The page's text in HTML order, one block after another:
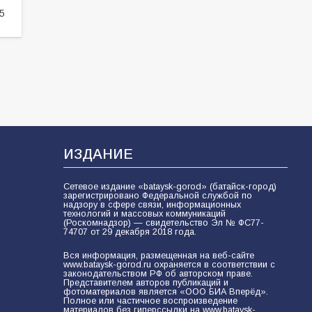
ИЗДАНИЕ
Сетевое издание «bataysk-gorod» (батайск-город)
зарегистрировано Федеральной службой по
надзору в сфере связи, информационных
технологий и массовых коммуникаций
(Роскомнадзор) — свидетельство Эл № ФС77-
74707 от 29 декабря 2018 года.
Вся информация, размещенная на веб-сайте
www.bataysk-gorod.ru охраняется в соответствии с
законодательством РФ об авторском праве.
Представителем авторов публикаций и
фотоматериалов является «ООО БИА Вперёд».
Полное или частичное воспроизведение
материалов без гиперссылки на www.bataysk-